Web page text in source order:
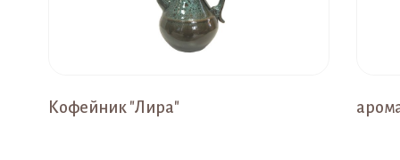
Кофейник "Лира"